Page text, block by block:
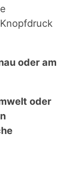
oder am
oder